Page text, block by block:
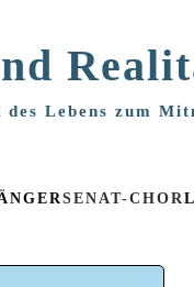
Lebens zum
SENAT-CHOR